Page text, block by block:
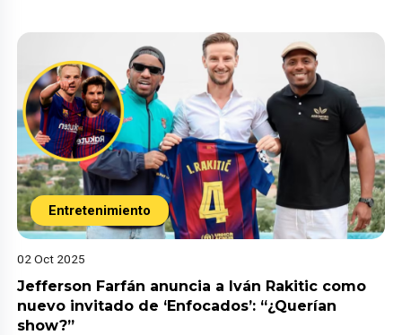
Entretenimiento
02 Oct 2025
Jefferson Farfán anuncia a Iván Rakitic como
nuevo invitado de ‘Enfocados’: “¿Querían
show?”